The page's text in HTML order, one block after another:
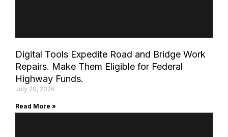
Digital Tools Expedite Road and Bridge Work
Repairs. Make Them Eligible for Federal
Highway Funds.
July 20, 2026
Read More »